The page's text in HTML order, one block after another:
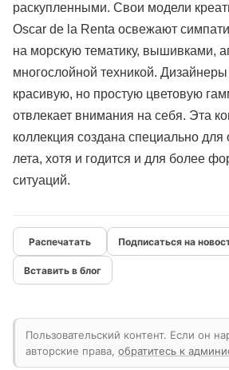
раскупленными. Свои модели
Oscar de la Renta освежают
на морскую тематику, вышивками,
многослойной техникой.
красивую, но простую цветовую
отвлекает внимания на себя. Эта
коллекция создана специально для
лета, хотя и годится и для более
ситуаций.
Подписаться на
Вставить в блог
Пользовательский контент. Если он
авторские права, обратитесь к